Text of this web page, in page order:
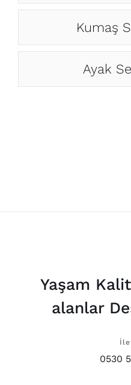
Kumaş
Ayak
Yaşam
alanlar
0530